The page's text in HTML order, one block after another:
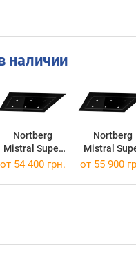
наличии
Nortberg
Mistral Super
Slim 96
Nortberg
Mistral
Slim 120
от 54 400 грн. от 55 900